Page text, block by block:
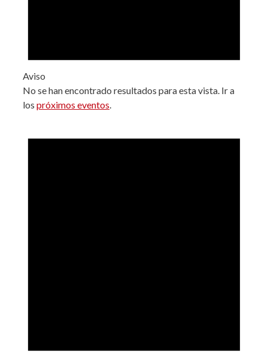
Aviso
No se han encontrado resultados para esta vista. Ir a
los próximos eventos